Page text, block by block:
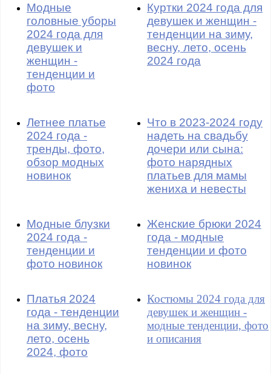
Модные
головные уборы
2024 года для
девушек и
женщин -
тенденции и
фото
Куртки 2024 года для
девушек и женщин -
тенденции на зиму,
весну, лето, осень
2024 года
Летнее платье
2024 года -
тренды, фото,
обзор модных
новинок
Что в 2023-2024 году
надеть на свадьбу
дочери или сына:
фото нарядных
платьев для мамы
жениха и невесты
Модные блузки
2024 года -
тенденции и
фото новинок
Женские брюки 2024
года - модные
тенденции и фото
новинок
Платья 2024
года - тенденции
на зиму, весну,
лето, осень
2024, фото
Костюмы 2024 года для
девушек и женщин -
модные тенденции, фото
и описания